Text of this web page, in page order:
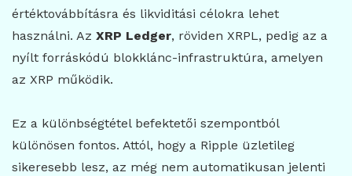
értéktovábbításra és likviditási célokra lehet
használni. Az XRP Ledger, röviden XRPL, pedig az a
nyílt forráskódú blokklánc-infrastruktúra, amelyen
az XRP működik.
Ez a különbségtétel befektetői szempontból
különösen fontos. Attól, hogy a Ripple üzletileg
sikeresebb lesz, az még nem automatikusan jelenti